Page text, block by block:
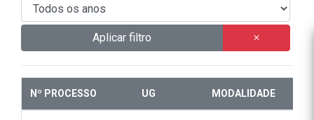
Aplicar filtro
Nº PROCESSO UG MODALIDADE